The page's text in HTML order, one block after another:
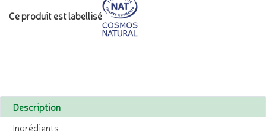
Ce produit est labellisé
Description
Ingrédients